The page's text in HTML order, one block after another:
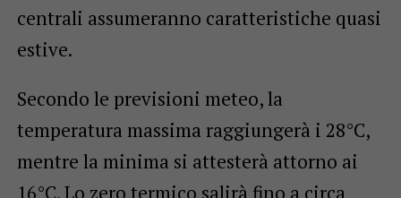
centrali assumeranno caratteristiche quasi
estive.
Secondo le previsioni meteo, la
temperatura massima raggiungerà i 28°C,
mentre la minima si attesterà attorno ai
16°C. Lo zero termico salirà fino a circa